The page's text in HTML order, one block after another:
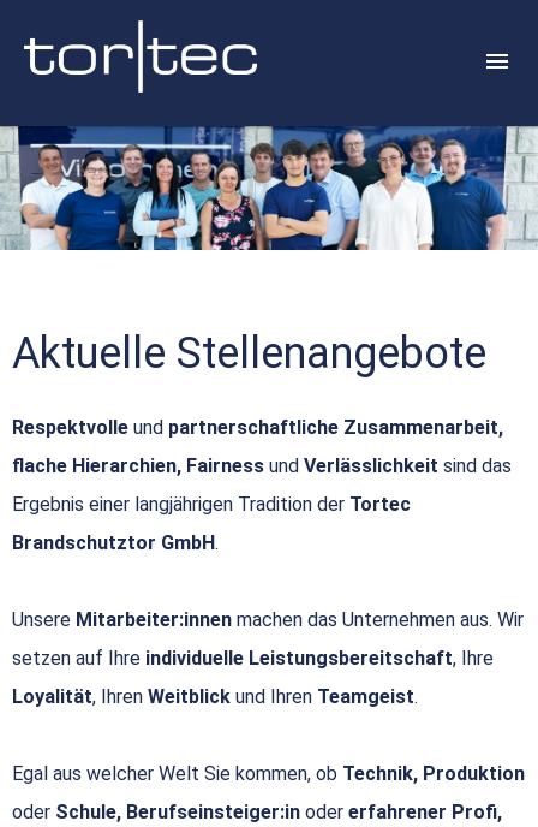
Aktuelle Stellenangebote
Respektvolle und partnerschaftliche Zusammenarbeit,
flache Hierarchien, Fairness und Verlässlichkeit sind das
Ergebnis einer langjährigen Tradition der Tortec
Brandschutztor GmbH.
Unsere Mitarbeiter:innen machen das Unternehmen aus. Wir
setzen auf Ihre individuelle Leistungsbereitschaft, Ihre
Loyalität, Ihren Weitblick und Ihren Teamgeist.
Egal aus welcher Welt Sie kommen, ob Technik, Produktion
oder Schule, Berufseinsteiger:in oder erfahrener Profi,